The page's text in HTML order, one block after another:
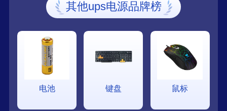
其他ups电源品牌榜
电池 键盘 鼠标